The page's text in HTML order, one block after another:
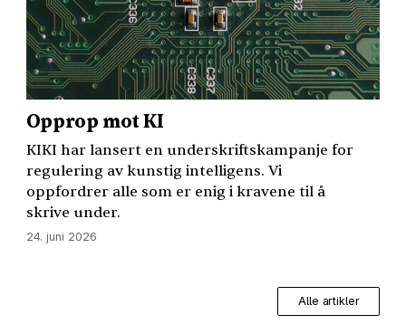
Opprop mot KI
KIKI har lansert en underskriftskampanje for
regulering av kunstig intelligens. Vi
oppfordrer alle som er enig i kravene til å
skrive under.
24. juni 2026
Alle artikler